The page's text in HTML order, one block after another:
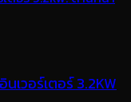
เวอร์เตอร์ 3.2KW